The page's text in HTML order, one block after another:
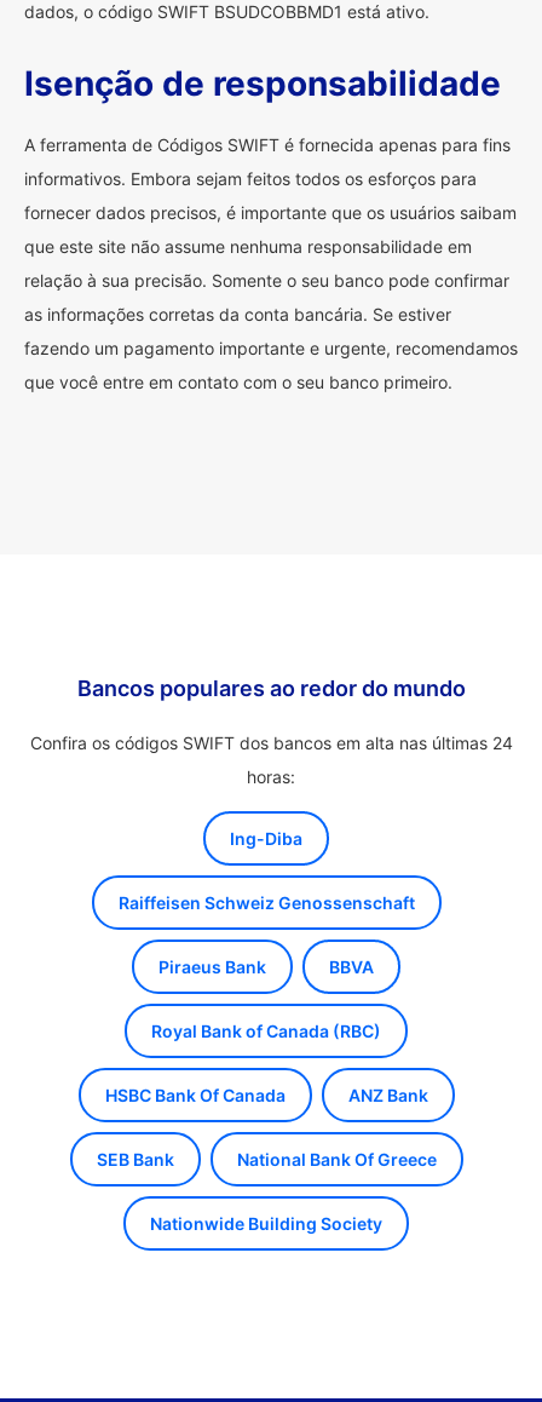
dados, o código SWIFT BSUDCOBBMD1 está ativo.
Isenção de responsabilidade
A ferramenta de Códigos SWIFT é fornecida apenas para fins
informativos. Embora sejam feitos todos os esforços para
fornecer dados precisos, é importante que os usuários saibam
que este site não assume nenhuma responsabilidade em
relação à sua precisão. Somente o seu banco pode confirmar
as informações corretas da conta bancária. Se estiver
fazendo um pagamento importante e urgente, recomendamos
que você entre em contato com o seu banco primeiro.
Bancos populares ao redor do mundo
Confira os códigos SWIFT dos bancos em alta nas últimas 24
horas:
Ing-Diba
Raiffeisen Schweiz Genossenschaft
Piraeus Bank BBVA
Royal Bank of Canada (RBC)
HSBC Bank Of Canada ANZ Bank
SEB Bank National Bank Of Greece
Nationwide Building Society